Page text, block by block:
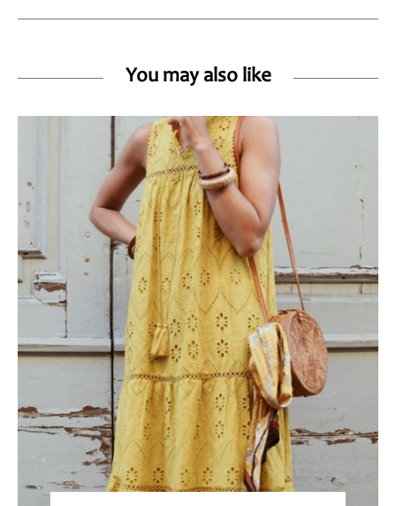
You may also like